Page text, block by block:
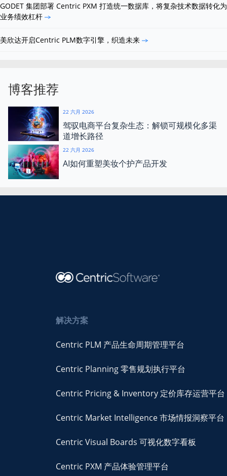
GODET 集团部署 Centric PXM 打造统一数据库，将复杂技术数据转化为
业务绩效杠杆
美欣达开启Centric PLM数字引擎，织造未来
博客推荐
22 六月 2026
驾驭电商平台复杂生态：解锁可规模化多渠
道增长路径
22 六月 2026
AI如何重塑美妆个护产品开发
解决方案
Centric PLM 产品生命周期管理平台
Centric Planning 零售规划执行平台
Centric Pricing & Inventory 定价库存运营平台
Centric Market Intelligence 市场情报洞察平台
Centric Visual Boards 可视化数字看板
Centric PXM 产品体验管理平台